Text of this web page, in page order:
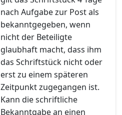
nach Aufgabe zur Post als
bekanntgegeben, wenn
nicht der Beteiligte
glaubhaft macht, dass ihm
das Schriftstück nicht oder
erst zu einem späteren
Zeitpunkt zugegangen ist.
Kann die schriftliche
Bekanntgabe an einen